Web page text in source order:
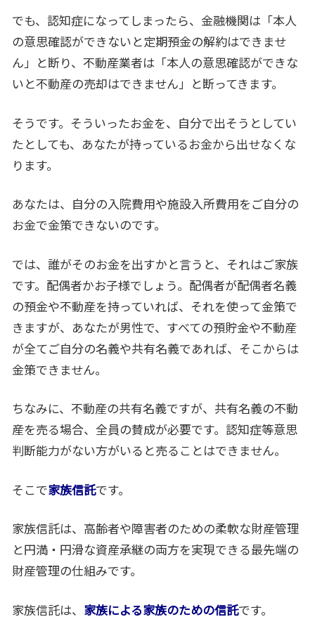
でも、認知症になってしまったら、金融機関は「本人
の意思確認ができないと定期預金の解約はできませ
ん」と断り、不動産業者は「本人の意思確認ができな
いと不動産の売却はできません」と断ってきます。
そうです。そういったお金を、自分で出そうとしてい
たとしても、あなたが持っているお金から出せなくな
ります。
あなたは、自分の入院費用や施設入所費用をご自分の
お金で金策できないのです。
では、誰がそのお金を出すかと言うと、それはご家族
です。配偶者かお子様でしょう。配偶者が配偶者名義
の預金や不動産を持っていれば、それを使って金策で
きますが、あなたが男性で、すべての預貯金や不動産
が全てご自分の名義や共有名義であれば、そこからは
金策できません。
ちなみに、不動産の共有名義ですが、共有名義の不動
産を売る場合、全員の賛成が必要です。認知症等意思
判断能力がない方がいると売ることはできません。
そこで家族信託です。
家族信託は、高齢者や障害者のための柔軟な財産管理
と円満・円滑な資産承継の両方を実現できる最先端の
財産管理の仕組みです。
家族信託は、 家族による家族のための信託です。